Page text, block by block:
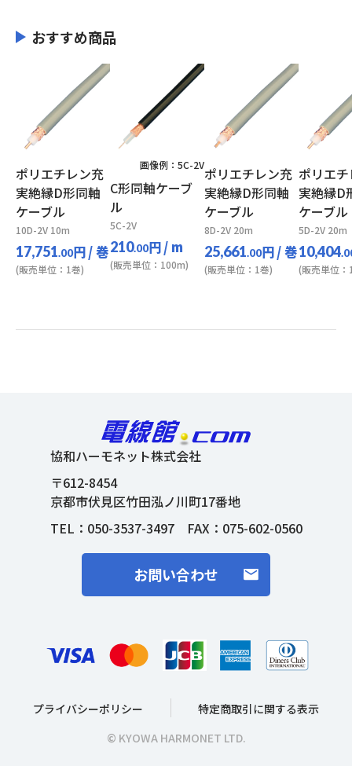
おすすめ商品
ポリエチレン充
実絶縁D形同軸
ケーブル
10D-2V 10m
17,751.00円/ 巻
(販売単位：1巻)
画像例：5C-2V
C形同軸ケーブ
ル
5C-2V
210.00円/ m
(販売単位：100m)
ポリエチレン充
実絶縁D形同軸
ケーブル
8D-2V 20m
25,661.00円/ 巻
(販売単位：1巻)
ポリエ
実絶縁D
ケーブル
5D-2V 20m
10,404
(販売単位：
協和ハーモネット株式会社
〒612-8454
京都市伏見区竹田泓ノ川町17番地
TEL： 050-3537-3497FAX：075-602-0560
お問い合わせ
プライバシーポリシー
特定商取引に関する表示
© KYOWA HARMONET LTD.